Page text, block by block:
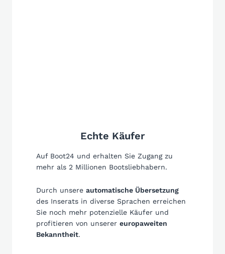
Echte Käufer
Auf Boot24 und erhalten Sie Zugang zu
mehr als 2 Millionen Bootsliebhabern.
Durch unsere automatische Übersetzung
des Inserats in diverse Sprachen erreichen
Sie noch mehr potenzielle Käufer und
profitieren von unserer europaweiten
Bekanntheit.